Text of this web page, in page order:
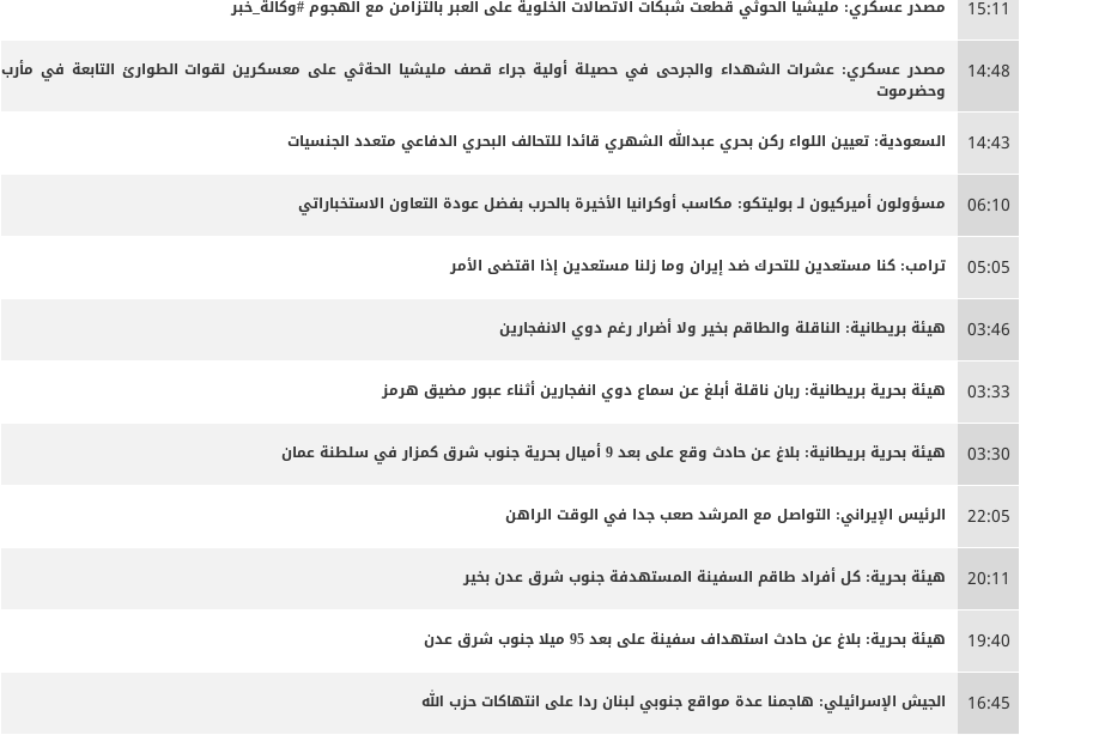
15:11 مصدر عسكري: مليشيا الحوثي قطعت شبكات الاتصالات الخلوية على العبر بالتزامن مع الهجوم #وكالة_خبر
14:48
مصدر عسكري: عشرات الشهداء والجرحى ‏في حصيلة أولية جراء قصف مليشيا الحةثي على معسكرين لقوات الطوارئ التابعة في مأرب
وحضرموت
14:43 السعودية: تعيين اللواء ركن بحري عبدالله الشهري قائدا للتحالف البحري الدفاعي متعدد الجنسيات
06:10 مسؤولون أميركيون لـ بوليتكو: مكاسب أوكرانيا الأخيرة بالحرب بفضل عودة التعاون الاستخباراتي
05:05 ترامب: كنا مستعدين للتحرك ضد إيران وما زلنا مستعدين إذا اقتضى الأمر
03:46 هيئة بريطانية: الناقلة والطاقم بخير ولا أضرار رغم دوي الانفجارين
03:33 هيئة بحرية بريطانية: ربان ناقلة أبلغ عن سماع دوي انفجارين أثناء عبور مضيق هرمز
03:30 هيئة بحرية بريطانية: بلاغ عن حادث وقع على بعد 9 أميال بحرية جنوب شرق كمزار في سلطنة عمان
22:05 الرئيس الإيراني: التواصل مع المرشد صعب جدا في الوقت الراهن
20:11 هيئة بحرية: كل أفراد طاقم السفينة المستهدفة جنوب شرق عدن بخير
19:40 هيئة بحرية: بلاغ عن حادث استهداف سفينة على بعد 95 ميلا جنوب شرق عدن
16:45 الجيش الإسرائيلي: هاجمنا عدة مواقع جنوبي لبنان ردا على انتهاكات حزب الله